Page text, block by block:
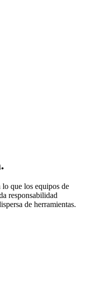
lo que los equipos de
responsabilidad
de herramientas.